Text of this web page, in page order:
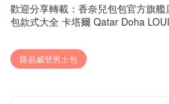
歡迎分享轉載： 香奈兒包包官方旗
包款式大全 卡塔爾 Qatar Doha
路易威登男士包